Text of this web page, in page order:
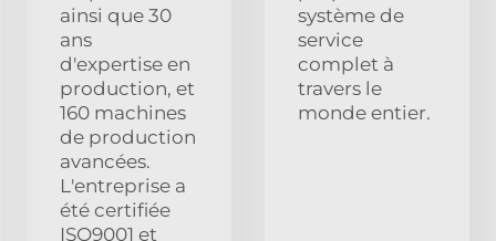
ainsi que 30
ans
d'expertise en
production, et
160 machines
de production
avancées.
L'entreprise a
été certifiée
ISO9001 et
système de
service
complet à
travers le
monde entier.